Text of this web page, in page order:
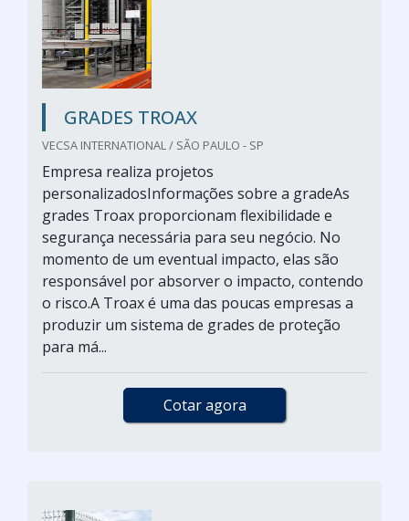
GRADES TROAX
VECSA INTERNATIONAL / SÃO PAULO - SP
Empresa realiza projetos
personalizadosInformações sobre a gradeAs
grades Troax proporcionam flexibilidade e
segurança necessária para seu negócio. No
momento de um eventual impacto, elas são
responsável por absorver o impacto, contendo
o risco.A Troax é uma das poucas empresas a
produzir um sistema de grades de proteção
para má...
Cotar agora